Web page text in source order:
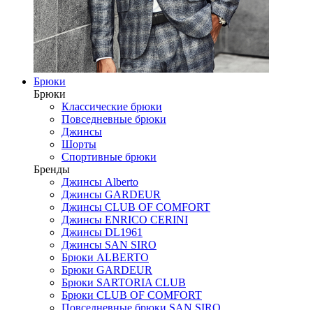
Брюки
Брюки
Классические брюки
Повседневные брюки
Джинсы
Шорты
Спортивные брюки
Бренды
Джинсы Alberto
Джинсы GARDEUR
Джинсы CLUB OF COMFORT
Джинсы ENRICO CERINI
Джинсы DL1961
Джинсы SAN SIRO
Брюки ALBERTO
Брюки GARDEUR
Брюки SARTORIA CLUB
Брюки CLUB OF COMFORT